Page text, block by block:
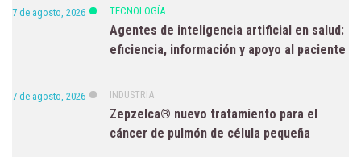
7 de agosto, 2026 TECNOLOGÍA
Agentes de inteligencia artificial en salud:
eficiencia, información y apoyo al paciente
7 de agosto, 2026 INDUSTRIA
Zepzelca® nuevo tratamiento para el
cáncer de pulmón de célula pequeña